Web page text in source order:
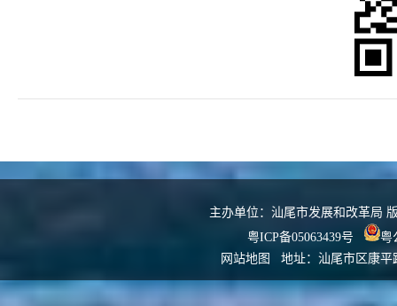
主办单位：汕尾市发展和改革局
粤ICP备05063439号
粤
网站地图
地址：汕尾市区康平